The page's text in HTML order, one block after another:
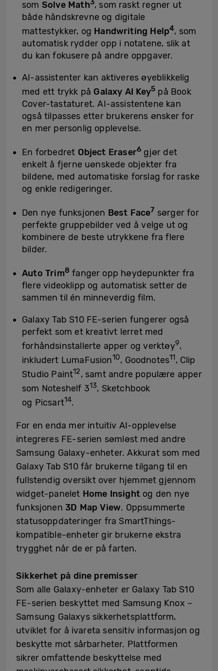
som Solve Math3, som raskt regner ut
både håndskrevne og digitale
mattestykker, og Handwriting Help4, som
automatisk rydder opp i notatene, slik at
du kan fokusere på andre oppgaver.
AI-assistenter kan aktiveres øyeblikkelig
med ett trykk på Galaxy AI Key5 på Book
Cover-tastaturet. AI-assistentene kan
også tilpasses etter brukerens ønsker for
en mer personlig opplevelse.
En forbedret Object Eraser6 gjør det
enkelt å fjerne uønskede objekter fra
bildene, med automatiske forslag for raske
og enkle redigeringer.
Den nye funksjonen Best Face7 sørger for
perfekte gruppebilder ved å velge ut og
kombinere de beste utrykkene fra flere
bilder.
Auto Trim8 fanger opp høydepunkter fra
flere videoklipp og automatisk setter de
sammen til én minneverdig film.
Galaxy Tab S10 FE-serien fungerer også
perfekt som et kreativt lerret med
forhåndsinstallerte apper og verktøy9,
inkludert LumaFusion10, Goodnotes11, Clip
Studio Paint12, samt andre populære apper
som Noteshelf 313, Sketchbook
og Picsart14.
For en enda mer intuitiv AI-opplevelse
integreres FE-serien sømløst med andre
Samsung Galaxy-enheter. Akkurat som med
Galaxy Tab S10 får brukerne tilgang til en
fullstendig oversikt over hjemmet gjennom
widget-panelet Home Insight og den nye
funksjonen 3D Map View. Oppsummerte
statusoppdateringer fra SmartThings-
kompatible-enheter gir brukerne ekstra
trygghet når de er på farten.
Sikkerhet på dine premisser
Som alle Galaxy-enheter er Galaxy Tab S10
FE-serien beskyttet med Samsung Knox –
Samsung Galaxys sikkerhetsplattform,
utviklet for å ivareta sensitiv informasjon og
beskytte mot sårbarheter. Plattformen
sikrer omfattende beskyttelse med